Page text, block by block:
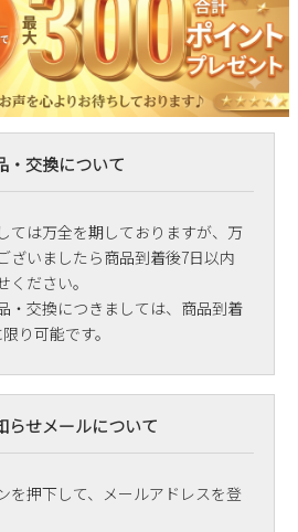
・交換について
ては万全を期しておりますが、万
ざいましたら商品到着後7日以内
ください。
・交換につきましては、商品到着
り可能です。
らせメールについて
を押下して、メールアドレスを登